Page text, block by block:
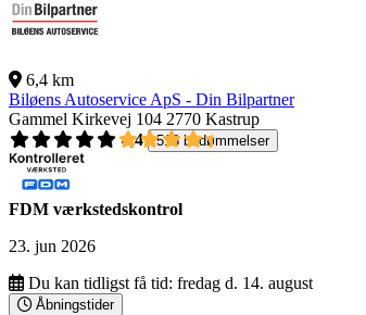
6,4 km
Biløens Autoservice ApS - Din Bilpartner
Gammel Kirkevej 104 2770 Kastrup
4,4
518 bedømmelser
FDM værkstedskontrol
23. jun 2026
Du kan tidligst få tid: fredag d. 14. august
Åbningstider